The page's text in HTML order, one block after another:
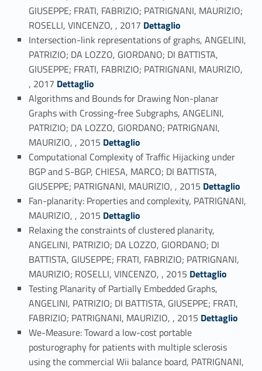
GIUSEPPE; FRATI, FABRIZIO; PATRIGNANI, MAURIZIO;
ROSELLI, VINCENZO, , 2017 Link identifier #identifier_person_46322-30
Dettaglio
Intersection-link representations of graphs, ANGELINI,
PATRIZIO; DA LOZZO, GIORDANO; DI BATTISTA,
GIUSEPPE; FRATI, FABRIZIO; PATRIGNANI, MAURIZIO,
, 2017 Link identifier #identifier_person_57484-31
Dettaglio
Algorithms and Bounds for Drawing Non-planar
Graphs with Crossing-free Subgraphs, ANGELINI,
PATRIZIO; DA LOZZO, GIORDANO; PATRIGNANI,
MAURIZIO, , 2015 Link identifier #identifier_person_174177-32
Dettaglio
Computational Complexity of Traffic Hijacking under
BGP and S-BGP, CHIESA, MARCO; DI BATTISTA,
GIUSEPPE; PATRIGNANI, MAURIZIO, , 2015 Link identifier #identifier_person_161898-33
Dettaglio
Fan-planarity: Properties and complexity, PATRIGNANI,
MAURIZIO, , 2015Link identifier #identifier_person_169190-34
Dettaglio
Relaxing the constraints of clustered planarity,
ANGELINI, PATRIZIO; DA LOZZO, GIORDANO; DI
BATTISTA, GIUSEPPE; FRATI, FABRIZIO; PATRIGNANI,
MAURIZIO; ROSELLI, VINCENZO, , 2015 Link identifier #identifier_person_58280-35
Dettaglio
Testing Planarity of Partially Embedded Graphs,
ANGELINI, PATRIZIO; DI BATTISTA, GIUSEPPE; FRATI,
FABRIZIO; PATRIGNANI, MAURIZIO, , 2015 Link identifier #identifier_person_148394-36
Dettaglio
We-Measure: Toward a low-cost portable
posturography for patients with multiple sclerosis
using the commercial Wii balance board, PATRIGNANI,